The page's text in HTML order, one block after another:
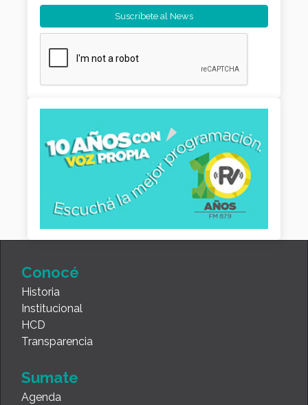
Conocé
Historia
Institucional
HCD
Transparencia
Sumate
Agenda